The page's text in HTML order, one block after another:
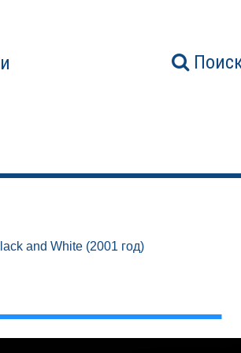
and White (2001 год)